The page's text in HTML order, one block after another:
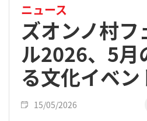
ニュース
ズオンノ村フ
ル2026、5月
る文化イベン
15/05/2026